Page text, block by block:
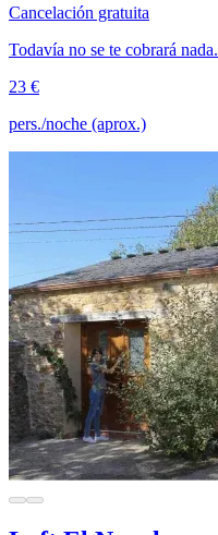
Cancelación gratuita
Todavía no se te cobrará nada.
23 €
pers./noche (aprox.)